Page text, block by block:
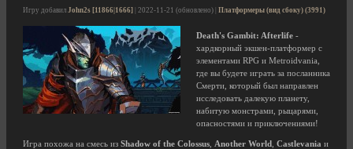
Игру добавил John2s [11866|1666] | 2022-11-21 (обновлено) | Платформеры (вид сбоку) (3991)
Death's Gambit: Afterlife -
хардкорный экшен-платформер с
элементами RPG и Metroidvania,
где вы будете играть за посланника
Смерти, который был направлен
исследовать далекую планету,
набитую монстрами, рыцарями,
опасностями и приключениями!
Игра похожа на смесь из Shadow of the Colossus Another World Castlevania и